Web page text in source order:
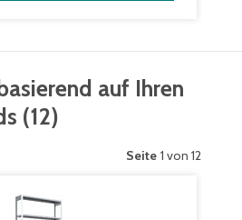
auf Ihren
(12)
Seite 1 von 12